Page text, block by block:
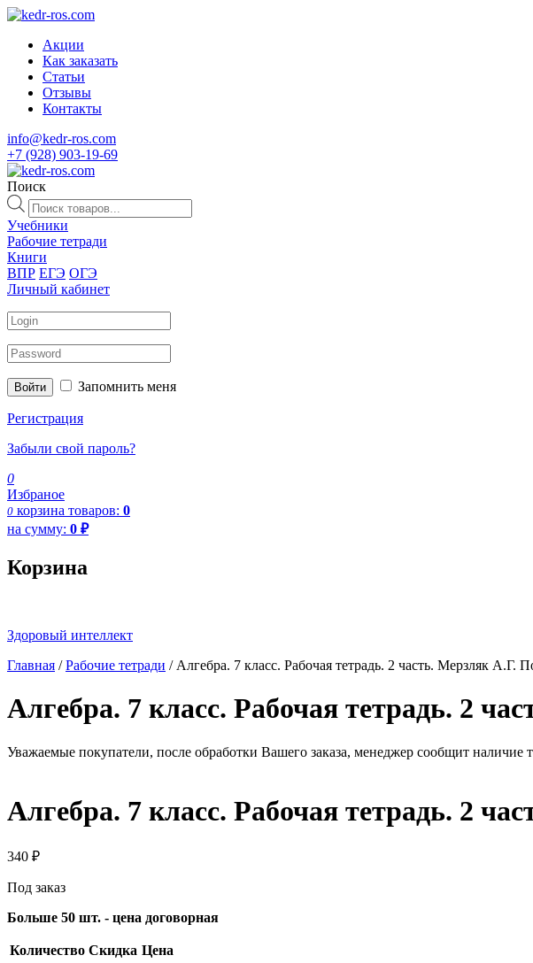
Акции
Как заказать
Статьи
Отзывы
Контакты
info@kedr-ros.com
+7 (928) 903-19-69
Поиск
Поиск
товаров
Учебники
Рабочие тетради
Книги
ВПР ЕГЭ ОГЭ
Личный кабинет
Войти Запомнить меня
Регистрация
Забыли свой пароль?
0
Избраное
0 корзина товаров: 0
на сумму: 0 ₽
Корзина
Здоровый интеллект
Главная /Рабочие тетради / Алгебра. 7 класс. Рабочая тетрадь. 2 часть. Мерзляк
Алгебра. 7 класс. Рабочая тетрадь. 2
Уважаемые покупатели, после обработки Вашего заказа, менеджер сообщит наличие
Алгебра. 7 класс. Рабочая тетрадь. 2
340 ₽
Под заказ
Больше 50 шт. - цена договорная
Количество Скидка Цена